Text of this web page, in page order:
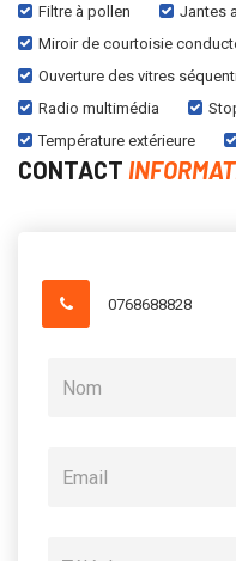
Filtre à pollen
Jantes
Miroir de courtoisie
Ouverture des vitres
Radio multimédia
Température extérieure
CONTACT
0768688828